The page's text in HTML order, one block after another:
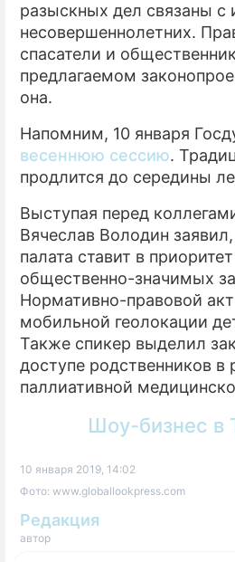
разыскных дел связаны с
несовершеннолетних.
спасатели и
предлагаемом
она.
Напомним, 10 января
весеннюю сессию.
продлится до середины
Выступая перед
Вячеслав Володин
палата ставит в
общественно-значимых
Нормативно-правовой
мобильной геолокации
Также спикер выделил
доступе родственников
паллиативной
Шоу-бизнес в
10 января 2019, 14:02
Фото: www.globallookpress.com
Редакция
автор